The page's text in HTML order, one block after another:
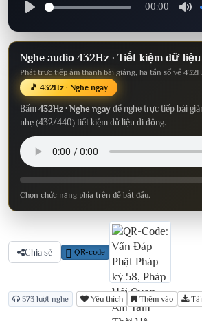
00:00
Nghe audio 432Hz · Tiết kiệm dữ liệu
Phát trực tiếp âm thanh bài giảng, hạ tần số về
🎵 432Hz · Nghe ngay
Bấm 432Hz · Nghe ngay để nghe trực tiếp bài
nhẹ (432/440) tiết kiệm dữ liệu di động.
Chọn chức năng phía trên để bắt đầu.
Chia sẻ QR-code
573 lượt nghe Yêu thích Thêm vào